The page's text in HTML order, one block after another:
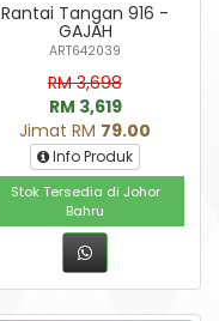
Rantai Tangan 916 -
GAJAH
ART642039
RM 3,698
RM 3,619
Jimat RM 79.00
Info Produk
Stok Tersedia di Johor
Bahru